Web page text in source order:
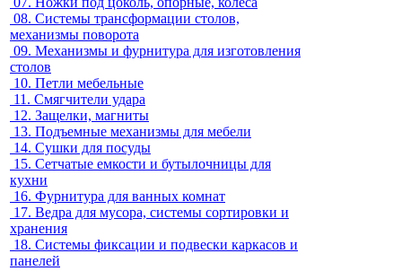
08. Системы трансформации столов,
механизмы поворота
09. Механизмы и фурнитура для изготовления
столов
10. Петли мебельные
11. Смягчители удара
12. Защелки, магниты
13. Подъемные механизмы для мебели
14. Сушки для посуды
15. Сетчатые емкости и бутылочницы для
кухни
16. Фурнитура для ванных комнат
17. Ведра для мусора, системы сортировки и
хранения
18. Системы фиксации и подвески каркасов и
панелей